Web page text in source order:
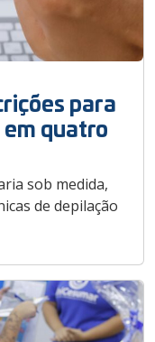
para
quatro
sob medida,
de depilação